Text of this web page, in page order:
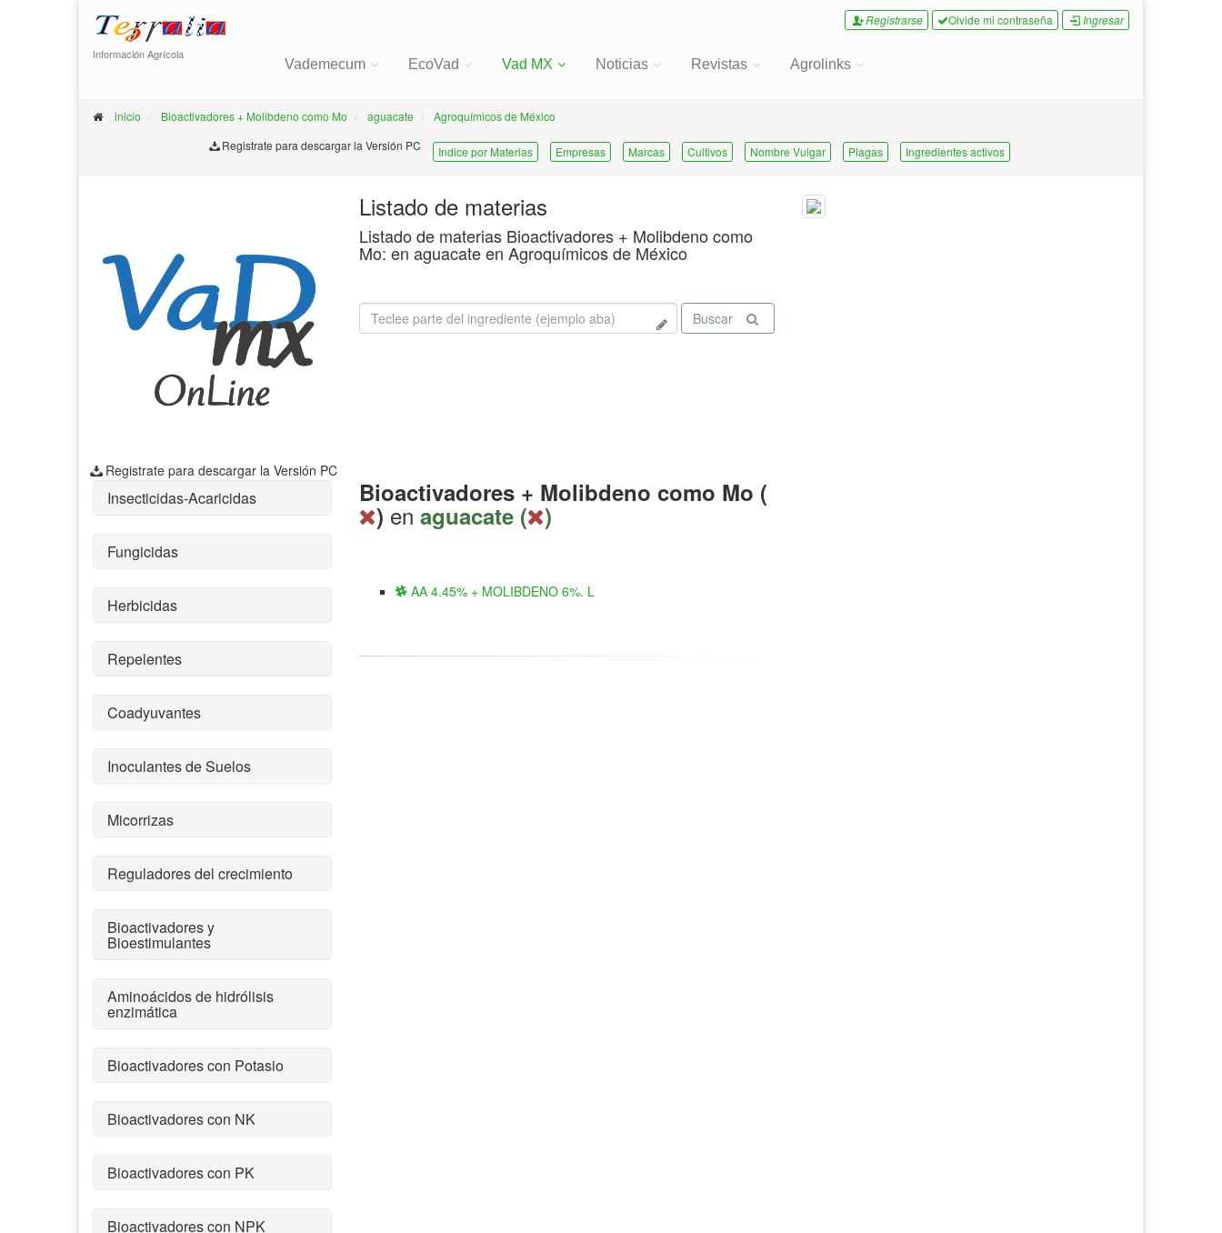
Información Agrícola
Registrarse Olvide mi contraseña Ingresar
Vademecum EcoVad Vad MX Noticias Revistas Agrolinks
inicio Bioactivadores + Molibdeno como Mo aguacate
Agroquímicos de México
Registrate para descargar la Versión PC
Indice por Materias Empresas Marcas Cultivos Nombre Vulgar Plagas Ingredientes activos
Registrate para descargar la Versión PC
Listado de materias
Listado de materias Bioactivadores + Molibdeno como
Mo: en aguacate en Agroquímicos de México
Buscar
Insecticidas-Acaricidas
Fungicidas
Herbicidas
Repelentes
Coadyuvantes
Inoculantes de Suelos
Micorrizas
Reguladores del crecimiento
Bioactivadores y
Bioestimulantes
Aminoácidos de hidrólisis
enzimática
Bioactivadores con Potasio
Bioactivadores con NK
Bioactivadores con PK
Bioactivadores con NPK
Bioactivadores + Molibdeno como Mo (
) en aguacate ( )
AA 4.45% + MOLIBDENO 6%. L